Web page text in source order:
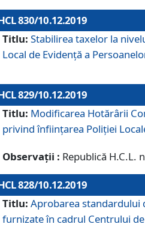
830/10.12.2019
Titlu: Stabilirea taxelor la
Local de Evidenţă a
829/10.12.2019
Titlu: Modificarea Hotărârii
privind înființarea Poliției
Observații : Republică H.C.L.
828/10.12.2019
Titlu: Aprobarea standardului
furnizate în cadrul Centrului